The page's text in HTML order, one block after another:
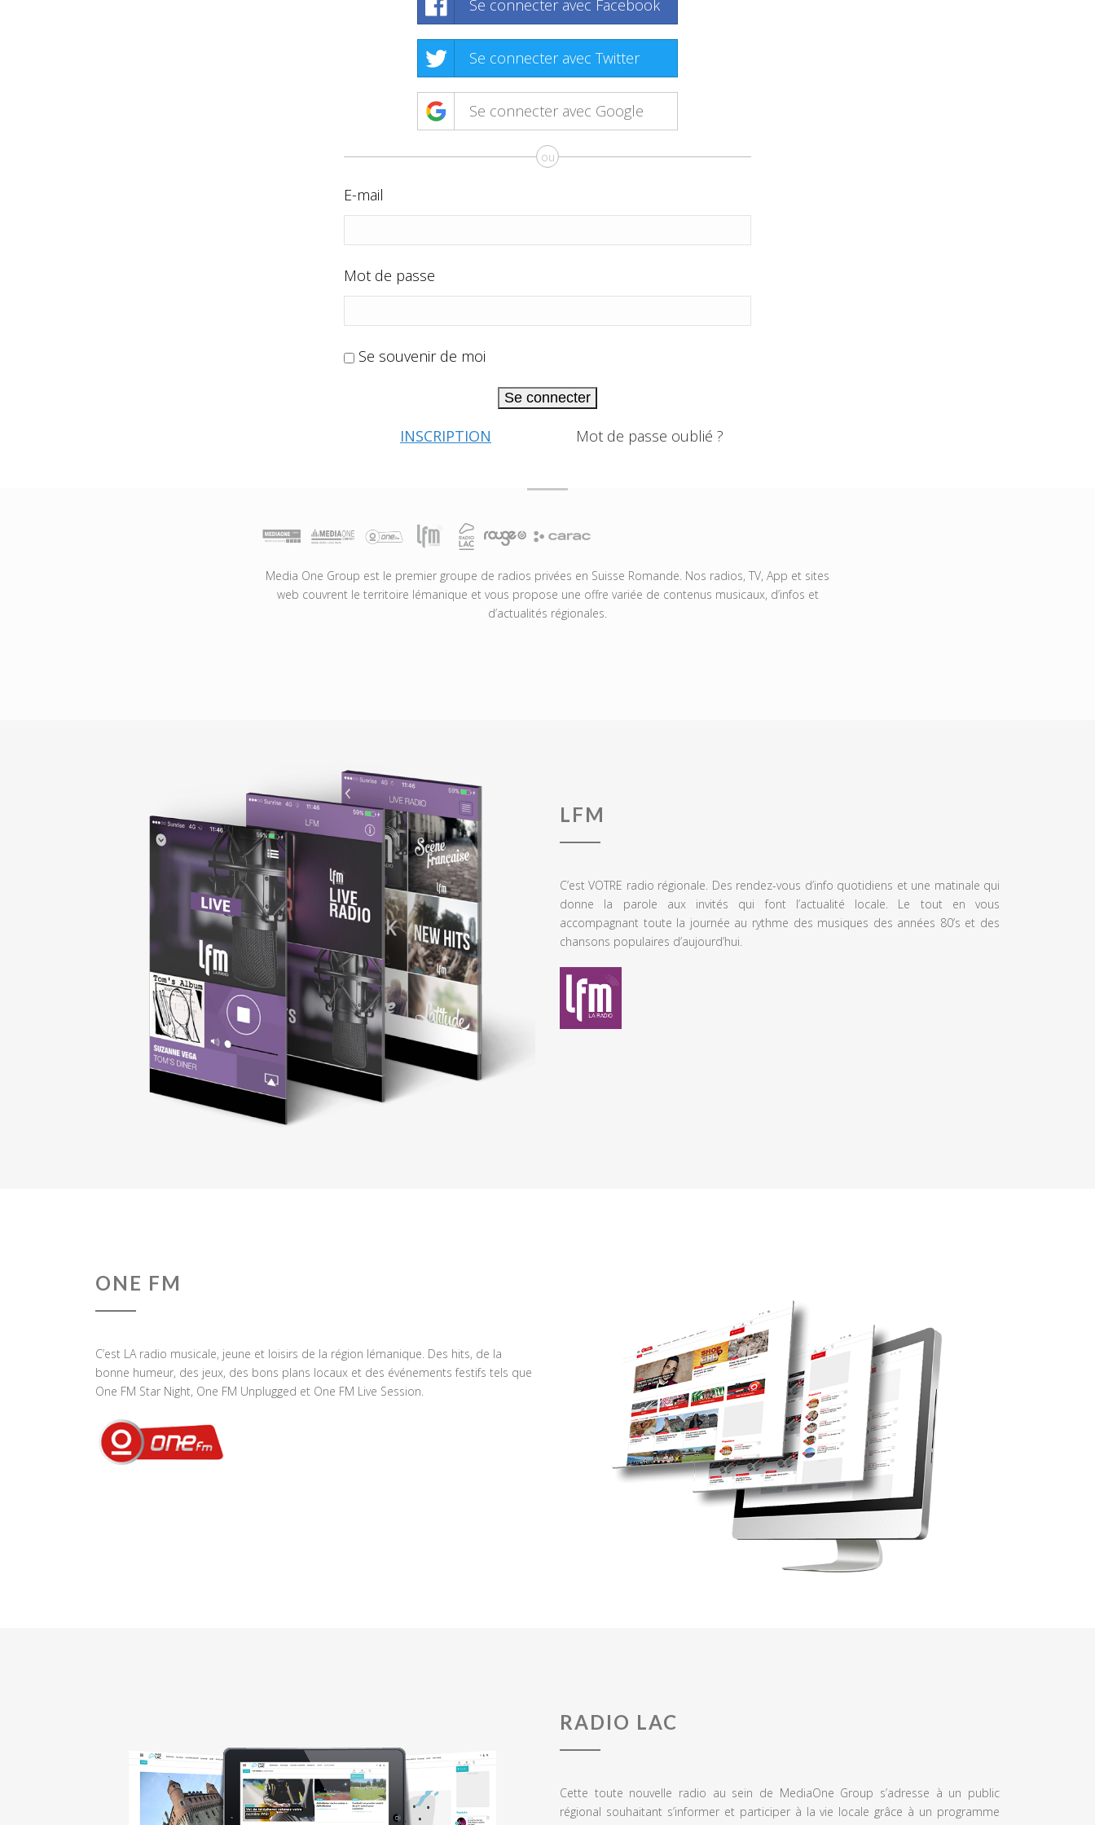
Se connecter avec Facebook
Se connecter avec Twitter
Se connecter avec Google
ou
E-mail
Mot de passe
Se souvenir de moi
Se connecter
INSCRIPTION Mot de passe oublié ?
Media One Group est le premier groupe de radios privées en Suisse Romande. Nos radios, TV, App et sites
web couvrent le territoire lémanique et vous propose une offre variée de contenus musicaux, d’infos et
d’actualités régionales.
LFM
C’est VOTRE radio régionale. Des rendez-vous d’info quotidiens et une matinale qui
donne la parole aux invités qui font l’actualité locale. Le tout en vous
accompagnant toute la journée au rythme des musiques des années 80’s et des
chansons populaires d’aujourd’hui.
ONE FM
C’est LA radio musicale, jeune et loisirs de la région lémanique. Des hits, de la
bonne humeur, des jeux, des bons plans locaux et des événements festifs tels que
One FM Star Night, One FM Unplugged et One FM Live Session.
RADIO LAC
Cette toute nouvelle radio au sein de MediaOne Group s’adresse à un public
régional souhaitant s’informer et participer à la vie locale grâce à un programme